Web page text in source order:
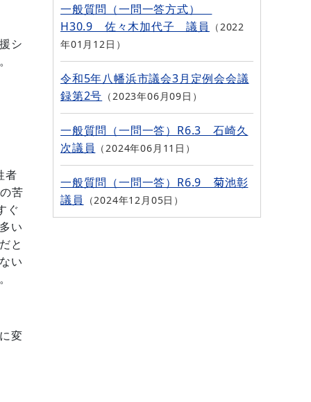
シ
者
苦
ぐ
い
と
い
変
一般質問（一問一答方式）
H30.9 佐々木加代子 議員
2022
年01月12日
令和5年八幡浜市議会3月定例会会議
録第2号
2023年06月09日
一般質問（一問一答）R6.3 石崎久
次議員
2024年06月11日
一般質問（一問一答）R6.9 菊池彰
議員
2024年12月05日